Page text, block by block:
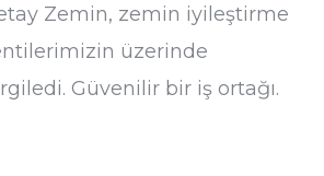
Zemin, zemin iyileştirme
üzerinde
Güvenilir bir iş ortağı.